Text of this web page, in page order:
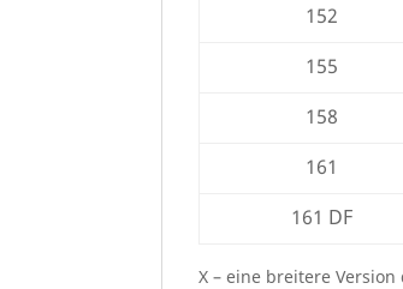
152
155
158
161
161 DF
X – eine breitere